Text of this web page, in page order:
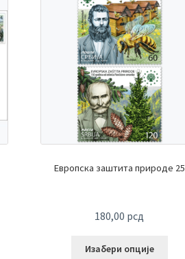
Европска заштита природе 25
180,00 рсд
Изабери опције